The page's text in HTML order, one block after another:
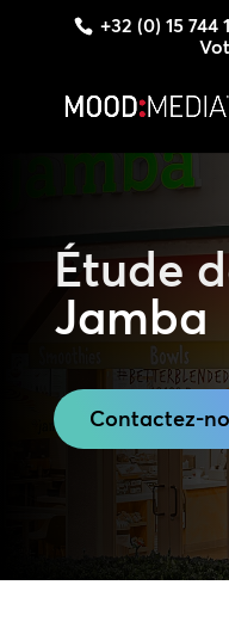
+32 (0) 15 744
Étude
Jamba
Contactez-